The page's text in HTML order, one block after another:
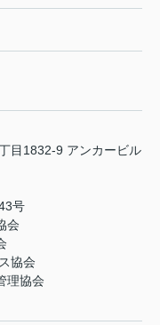
目1832-9 アンカービル
号
会
協会
理協会